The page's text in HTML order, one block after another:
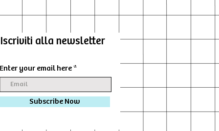
Iscriviti alla newsletter
Enter your email here
Subscribe Now